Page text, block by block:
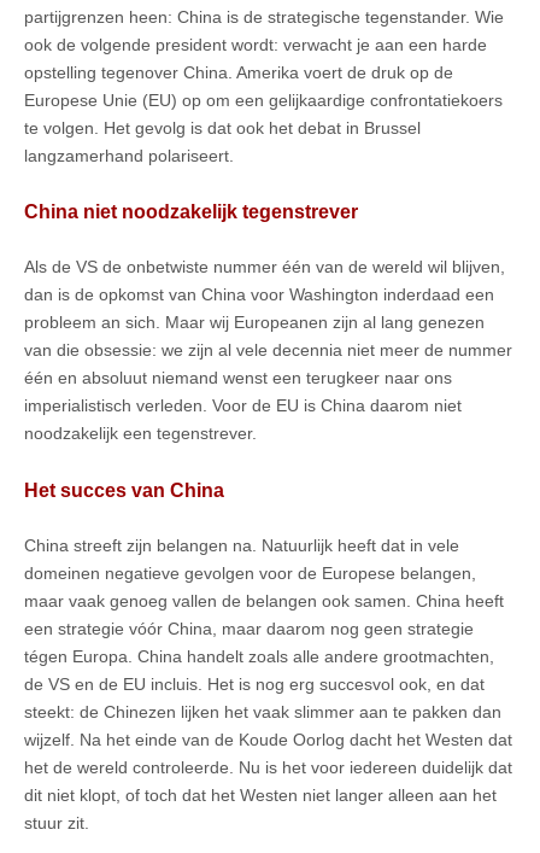
partijgrenzen heen: China is de strategische tegenstander. Wie
ook de volgende president wordt: verwacht je aan een harde
opstelling tegenover China. Amerika voert de druk op de
Europese Unie (EU) op om een gelijkaardige confrontatiekoers
te volgen. Het gevolg is dat ook het debat in Brussel
langzamerhand polariseert.
China niet noodzakelijk tegenstrever
Als de VS de onbetwiste nummer één van de wereld wil blijven,
dan is de opkomst van China voor Washington inderdaad een
probleem an sich. Maar wij Europeanen zijn al lang genezen
van die obsessie: we zijn al vele decennia niet meer de nummer
één en absoluut niemand wenst een terugkeer naar ons
imperialistisch verleden. Voor de EU is China daarom niet
noodzakelijk een tegenstrever.
Het succes van China
China streeft zijn belangen na. Natuurlijk heeft dat in vele
domeinen negatieve gevolgen voor de Europese belangen,
maar vaak genoeg vallen de belangen ook samen. China heeft
een strategie vóór China, maar daarom nog geen strategie
tégen Europa. China handelt zoals alle andere grootmachten,
de VS en de EU incluis. Het is nog erg succesvol ook, en dat
steekt: de Chinezen lijken het vaak slimmer aan te pakken dan
wijzelf. Na het einde van de Koude Oorlog dacht het Westen dat
het de wereld controleerde. Nu is het voor iedereen duidelijk dat
dit niet klopt, of toch dat het Westen niet langer alleen aan het
stuur zit.